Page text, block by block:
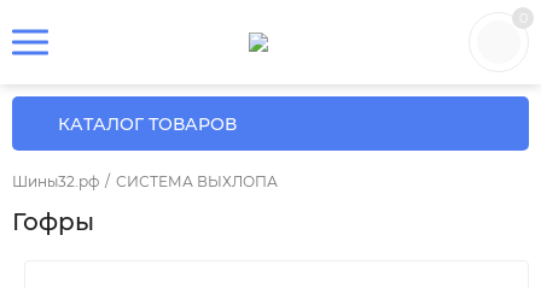
КАТАЛОГ ТОВАРОВ
Шины32.рф / СИСТЕМА ВЫХЛОПА
Гофры